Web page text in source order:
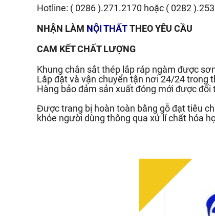
Hotline: ( 0286 ).271.2170 hoặc ( 0282
NHẬN LÀM NỘI THẤTTHEO YÊU CẦU
CAM KẾT CHẤT LƯỢNG
Khung chân sắt thép lắp ráp ngàm được
Lắp đặt và vận chuyển tận nơi 24/24 trong
Hàng bảo đảm sản xuất đóng mới được đổi
Được trang bị hoàn toàn bằng gỗ đạt tiêu
khỏe người dùng thông qua xử lí chất hóa